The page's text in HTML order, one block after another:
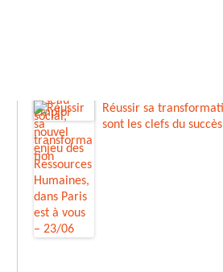
Réussir sa
sont les clefs du